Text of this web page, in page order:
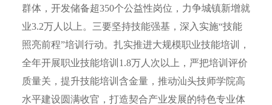
群体，开发储备超350个公益性岗位，力争城镇新增就
业3.2万人以上。三要坚持技能强基，深入实施“技能
照亮前程”培训行动。扎实推进大规模职业技能培训，
全年开展职业技能培训1.8万人次以上，严把培训评价
质量关，提升技能培训含金量，推动汕头技师学院高
水平建设圆满收官，打造契合产业发展的特色专业体